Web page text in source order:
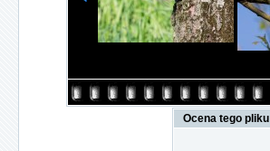
Ocena tego pliku